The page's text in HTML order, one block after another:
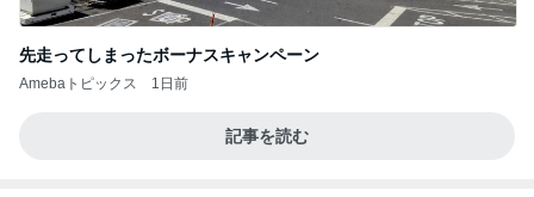
先走ってしまったボーナスキャンペーン
Amebaトピックス 1日前
記事を読む